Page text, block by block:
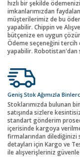
hızlı bir şekilde
imkanlarımızdan
müşterilerimiz de bu
yapabilir. Chippin ve
bütçenize en uygun
Ödeme seçeneğini tercih
yapabilir. Robotistan'dan
Geniş Stok Ağımızla
Stoklarımızda bulunan
satışında sizlere
standart gönderim
içerisinde kargoya
firmalarından
detayları için Kargo ve
ile alışverişleriniz güvenle